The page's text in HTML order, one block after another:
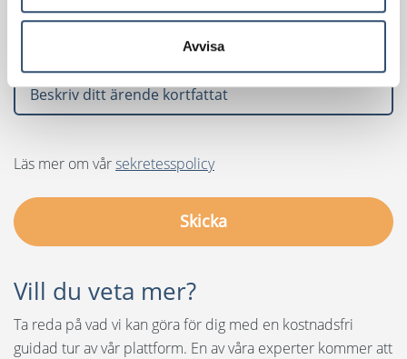
Avvisa
Vill du veta mer?
Ta reda på vad vi kan göra för dig med en kostnadsfri
guidad tur av vår plattform. En av våra experter kommer att
Läs mer om vårsekretesspolicy